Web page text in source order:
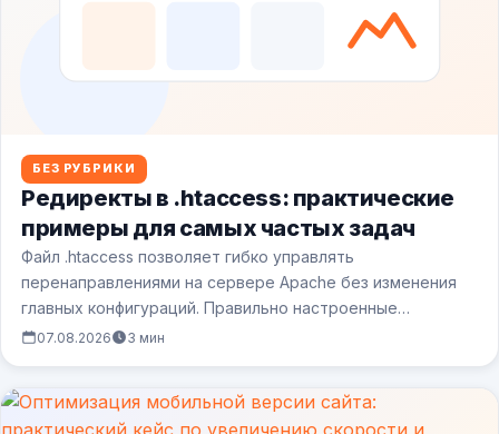
БЕЗ РУБРИКИ
Редиректы в .htaccess: практические
примеры для самых частых задач
Файл .htaccess позволяет гибко управлять
перенаправлениями на сервере Apache без изменения
главных конфигураций. Правильно настроенные
редиректы сохраняют SEO-позиции при смене…
07.08.2026 3 мин